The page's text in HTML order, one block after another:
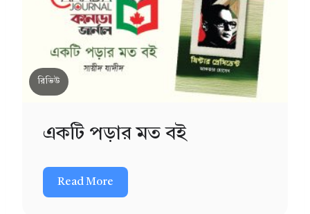
রিভিউ
একটি পড়ার মত বই
Read More